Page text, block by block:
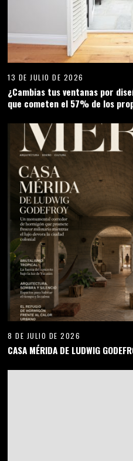
13 DE JULIO DE 2026
¿Cambias tus ventanas por
que cometen el 57% de los
8 DE JULIO DE 2026
CASA MÉRIDA DE LUDWIG